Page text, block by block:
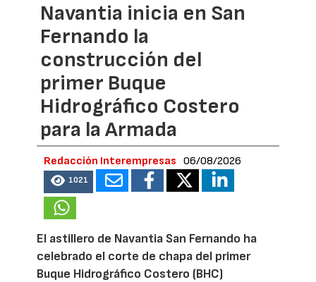
Navantia inicia en San
Fernando la
construcción del
primer Buque
Hidrográfico Costero
para la Armada
Redacción Interempresas 06/08/2026
1021
El astillero de Navantia San Fernando ha
celebrado el corte de chapa del primer
Buque Hidrográfico Costero (BHC)